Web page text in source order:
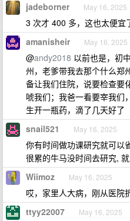
jadeborner May 16, 2025
3 次才 400 多，这也太便宜
amanisheir May 16, 2025
@andy2018 以前也是，初
州，老爹带我去那个什么郑
备让我们住院，说要检查要
唬我们；我爸一看要宰我们
生开一瓶药，滴了几天好了
snail521 May 16, 2025
你有时间做功课研究就可以
很累的牛马没时间去研究,
Wiimoz May 16, 2025
哎，家里人大病，刚从医院
ttyy22007 May 16, 2025